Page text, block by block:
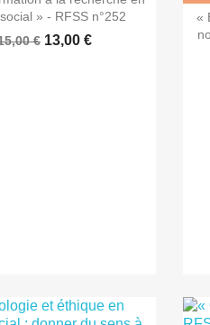
» - RFSS n°252
€ 13,00 €
«